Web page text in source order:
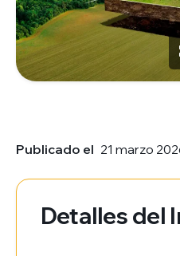
Publicado el 21 marzo
Detalles del